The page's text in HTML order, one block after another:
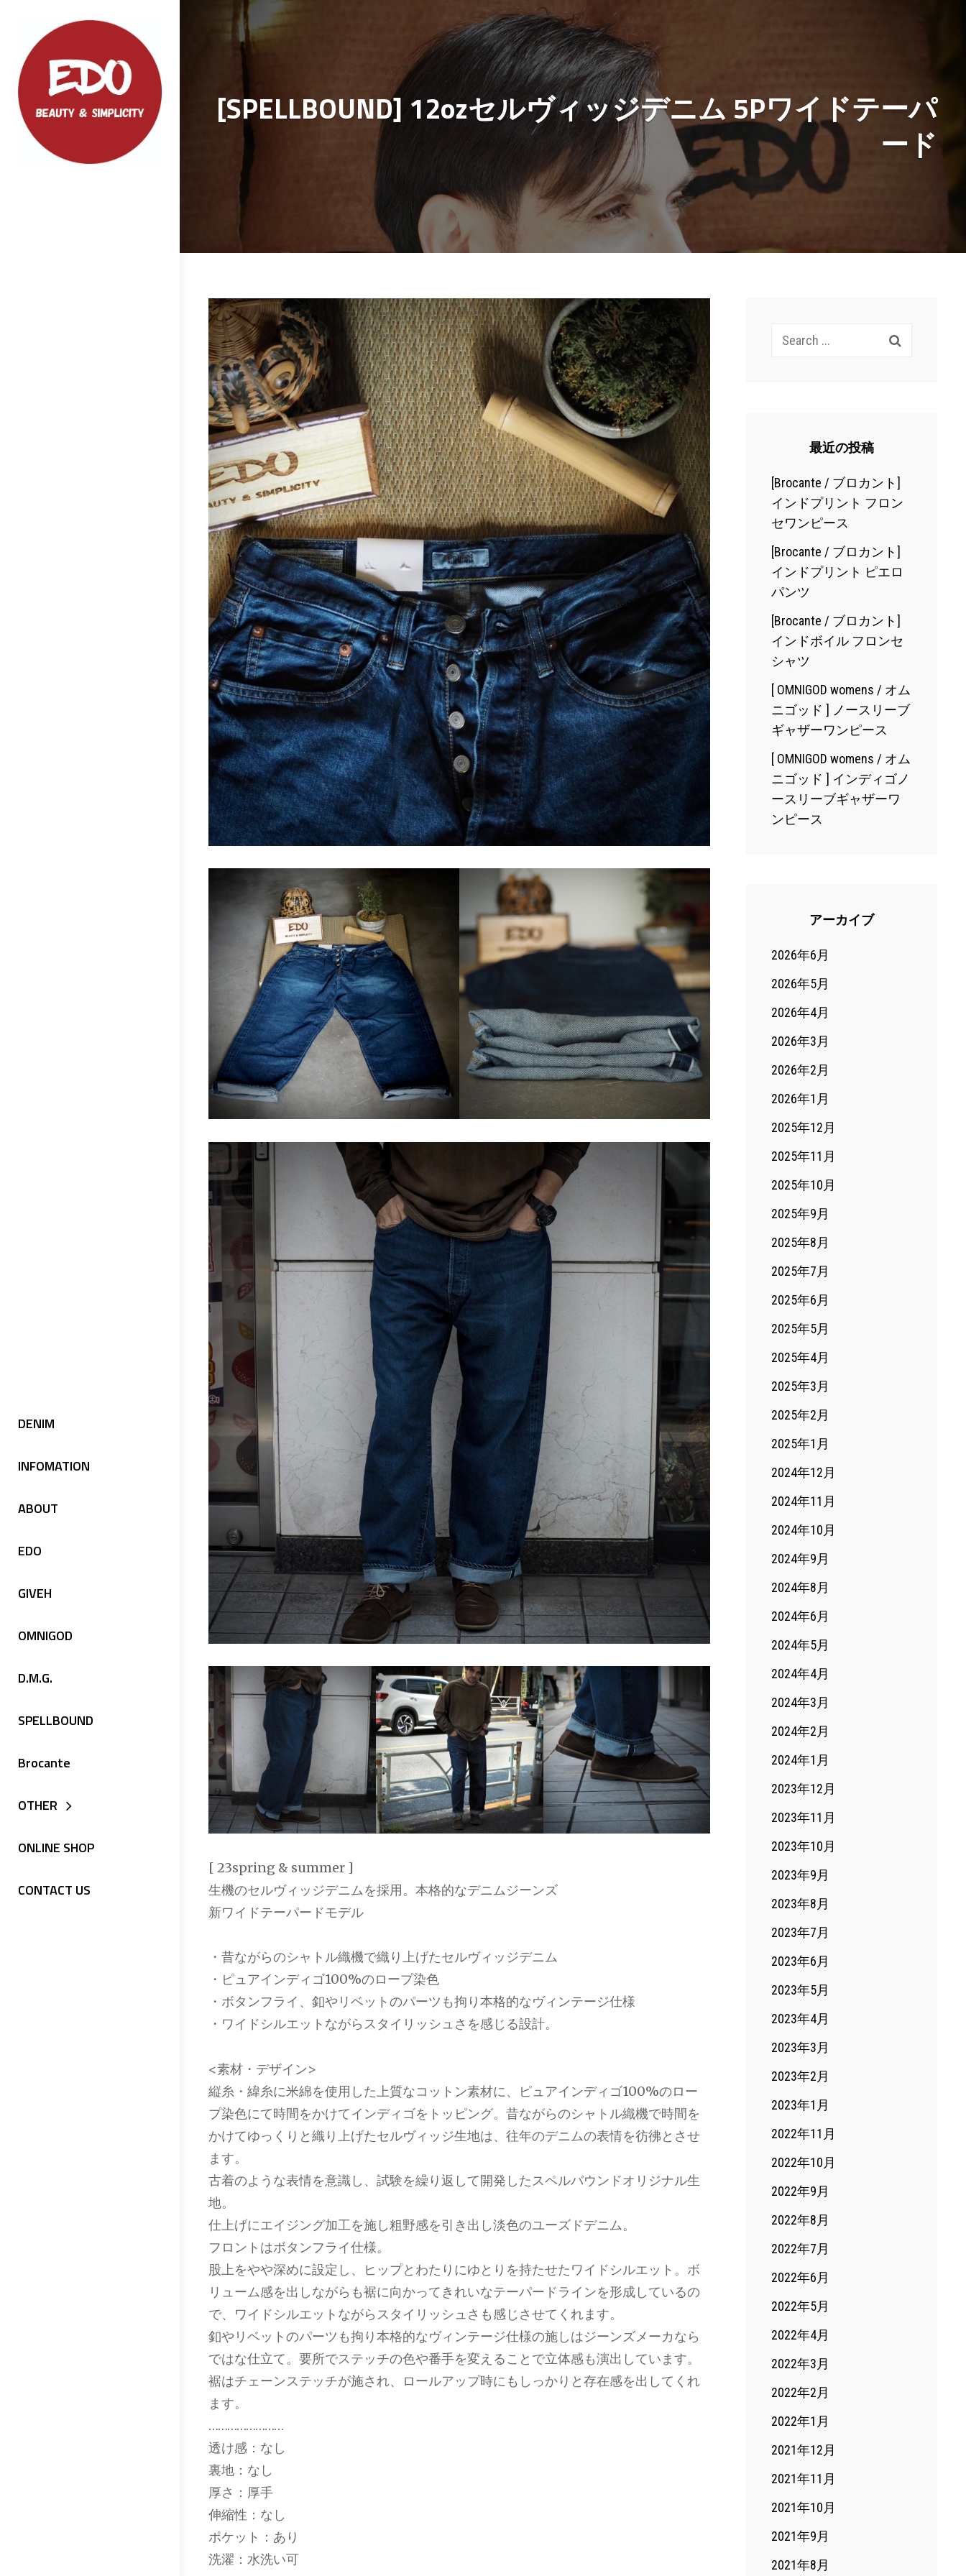
content
DENIM
INFOMATION
ABOUT
EDO
GIVEH
OMNIGOD
D.M.G.
SPELLBOUND
Brocante
OTHER
ONLINE SHOP
CONTACT US
[SPELLBOUND] 12ozセルヴィッジデニム 5Pワイドテーパ
ード
[ 23spring & summer ]
生機のセルヴィッジデニムを採用。本格的なデニムジーンズ
新ワイドテーパードモデル
・昔ながらのシャトル織機で織り上げたセルヴィッジデニム
・ピュアインディゴ100%のロープ染色
・ボタンフライ、釦やリベットのパーツも拘り本格的なヴィンテージ仕様
・ワイドシルエットながらスタイリッシュさを感じる設計。
<素材・デザイン>
縦糸・緯糸に米綿を使用した上質なコットン素材に、ピュアインディゴ100%のロー
プ染色にて時間をかけてインディゴをトッピング。昔ながらのシャトル織機で時間を
かけてゆっくりと織り上げたセルヴィッジ生地は、往年のデニムの表情を彷彿とさせ
ます。
古着のような表情を意識し、試験を繰り返して開発したスペルバウンドオリジナル生
地。
仕上げにエイジング加工を施し粗野感を引き出し淡色のユーズドデニム。
フロントはボタンフライ仕様。
股上をやや深めに設定し、ヒップとわたりにゆとりを持たせたワイドシルエット。ボ
リューム感を出しながらも裾に向かってきれいなテーパードラインを形成しているの
で、ワイドシルエットながらスタイリッシュさも感じさせてくれます。
釦やリベットのパーツも拘り本格的なヴィンテージ仕様の施しはジーンズメーカなら
ではな仕立て。要所でステッチの色や番手を変えることで立体感も演出しています。
裾はチェーンステッチが施され、ロールアップ時にもしっかりと存在感を出してくれ
ます。
……………………
透け感：なし
裏地：なし
厚さ：厚手
伸縮性：なし
ポケット：あり
洗濯：水洗い可
投
稿
ナ
ビ
ゲ
ー
シ
ョ
ン
Search
最近の投稿
[Brocante / ブロカント]
インドプリント フロン
セワンピース
[Brocante / ブロカント]
インドプリント ピエロ
パンツ
[Brocante / ブロカント]
インドボイル フロンセ
シャツ
[ OMNIGOD womens / オム
ニゴッド ] ノースリーブ
ギャザーワンピース
[ OMNIGOD womens / オム
ニゴッド ] インディゴノ
ースリーブギャザーワ
ンピース
アーカイブ
2026年6月
2026年5月
2026年4月
2026年3月
2026年2月
2026年1月
2025年12月
2025年11月
2025年10月
2025年9月
2025年8月
2025年7月
2025年6月
2025年5月
2025年4月
2025年3月
2025年2月
2025年1月
2024年12月
2024年11月
2024年10月
2024年9月
2024年8月
2024年6月
2024年5月
2024年4月
2024年3月
2024年2月
2024年1月
2023年12月
2023年11月
2023年10月
2023年9月
2023年8月
2023年7月
2023年6月
2023年5月
2023年4月
2023年3月
2023年2月
2023年1月
2022年11月
2022年10月
2022年9月
2022年8月
2022年7月
2022年6月
2022年5月
2022年4月
2022年3月
2022年2月
2022年1月
2021年12月
2021年11月
2021年10月
2021年9月
2021年8月